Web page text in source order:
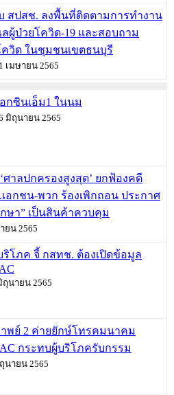
สปสช. ลงพื้นที่ติดตามการทำงาน
ผู้ป่วยโควิด-19 และสอบถาม
ควิด ในชุมชนเขตธนบุรี
เมษายน 2565
กซินเอ็ม1 ในนม
มิถุนายน 2565
ศาลปกครองสูงสุด’ ยกฟ้องคดี
อกชน-พวก ร้องเพิกถอน ประกาศ
ษา” เป็นสินค้าควบคุม
ยน 2565
ริโภค จี้ กสทช. ต้องเปิดข้อมูล
ถุนายน 2565
พย์ 2 ค่ายยักษ์โทรคมนาคม
กระทบผู้บริโภครับกรรม
นายน 2565